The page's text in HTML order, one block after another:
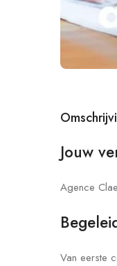
Jouw
Agence
Van eerste